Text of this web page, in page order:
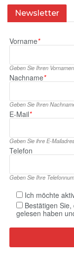
Newsletter
Vorname*
Geben Sie Ihren
Nachname*
Geben Sie Ihren
E‑Mail*
Geben Sie ihre
Telefon
Geben Sie Ihre
Ich möchte
Bestätigen
gelesen haben